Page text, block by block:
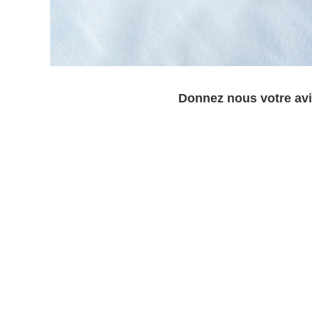
Donnez nous votre